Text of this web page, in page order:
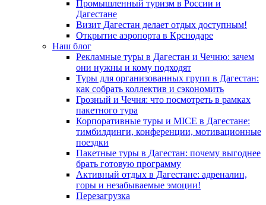
Промышленный туризм в России и
Дагестане
Визит Дагестан делает отдых доступным!
Открытие аэропорта в Крснодаре
Наш блог
Рекламные туры в Дагестан и Чечню: зачем
они нужны и кому подходят
Туры для организованных групп в Дагестан:
как собрать коллектив и сэкономить
Грозный и Чечня: что посмотреть в рамках
пакетного тура
Корпоративные туры и MICE в Дагестане:
тимбилдинги, конференции, мотивационные
поездки
Пакетные туры в Дагестан: почему выгоднее
брать готовую программу
Активный отдых в Дагестане: адреналин,
горы и незабываемые эмоции!
Перезагрузка